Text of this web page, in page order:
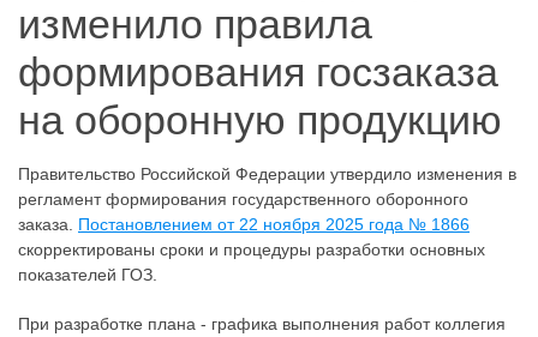
изменило правила
формирования госзаказа
на оборонную продукцию
Правительство Российской Федерации утвердило изменения в
регламент формирования государственного оборонного
заказа. Постановлением от 22 ноября 2025 года № 1866
скорректированы сроки и процедуры разработки основных
показателей ГОЗ.
При разработке плана - графика выполнения работ коллегия